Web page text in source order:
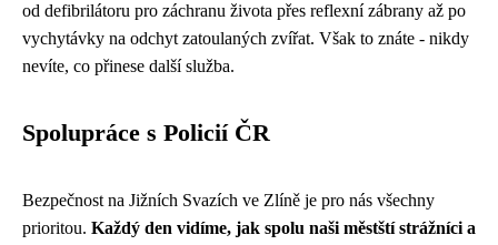
od defibrilátoru pro záchranu života přes reflexní zábrany až po
vychytávky na odchyt zatoulaných zvířat. Však to znáte - nikdy
nevíte, co přinese další služba.
Spolupráce s Policií ČR
Bezpečnost na Jižních Svazích ve Zlíně je pro nás všechny
prioritou. Každý den vidíme, jak spolu naši městští strážníci a